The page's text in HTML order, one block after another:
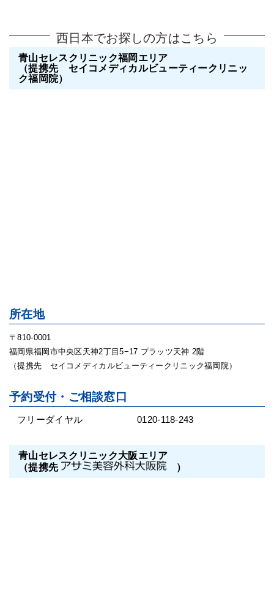
西日本でお探しの方はこちら
青山セレスクリニック福岡エリア
（提携先 セイコメディカルビューティークリニッ
ク福岡院）
所在地
〒810-0001
福岡県福岡市中央区天神2丁目5−17 プラッツ天神 2階
（提携先 セイコメディカルビューティークリニック福岡院）
予約受付・ご相談窓口
フリーダイヤル 0120-118-243
青山セレスクリニック大阪エリア
（提携先
）